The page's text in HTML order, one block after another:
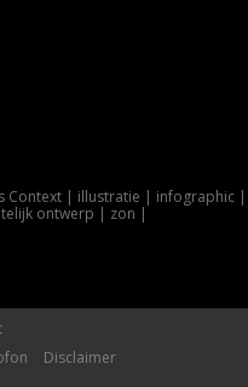
Context illustratie
infographic
ontwerp zon
Disclaimer